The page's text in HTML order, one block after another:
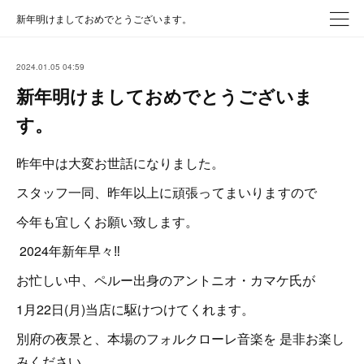
新年明けましておめでとうございます。
2024.01.05 04:59
新年明けましておめでとうございま
す。
昨年中は大変お世話になりました。
スタッフ一同、昨年以上に頑張ってまいりますので
今年も宜しくお願い致します。
2024年新年早々‼️
お忙しい中、ペルー出身のアントニオ・カマケ氏が
1月22日(月)当店に駆けつけてくれます。
別府の夜景と、本場のフォルクローレ音楽を 是非お楽し